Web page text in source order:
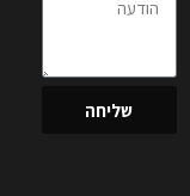
שליחה